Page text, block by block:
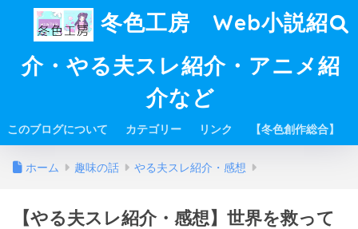
冬色工房 Web小説紹
介・やる夫スレ紹介・アニメ紹
介など
このブログについて カテゴリー リンク 【冬色創作総合】
ホーム 趣味の話 やる夫スレ紹介・感想
【やる夫スレ紹介・感想】世界を救って